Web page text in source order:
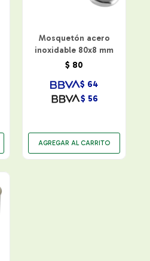
Mosquetón acero
inoxidable 80x8 mm
$ 80
$ 56
$ 64